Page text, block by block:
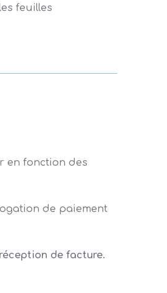
feuilles
en fonction des
de paiement
de facture.